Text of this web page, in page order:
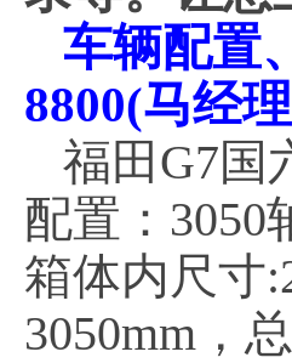
车辆配置
8800(马经
福田G7国
配置：3050
箱体内尺寸
3050mm，